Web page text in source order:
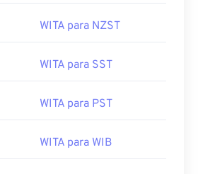
WITA para NZST
WITA para SST
WITA para PST
WITA para WIB